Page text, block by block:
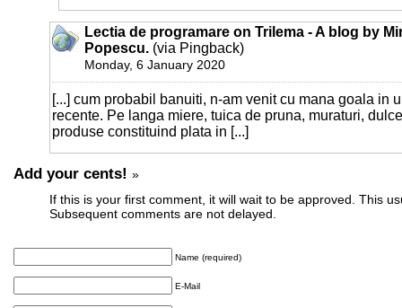
Lectia de programare on Trilema - A blog by
Popescu. (via Pingback)
Monday, 6 January 2020
[...] cum probabil banuiti, n-am venit cu mana goala in
recente. Pe langa miere, tuica de pruna, muraturi,
produse constituind plata in [...]
Add your cents! »
If this is your first comment, it will wait to be approved. This
Subsequent comments are not delayed.
Name (required)
E-Mail